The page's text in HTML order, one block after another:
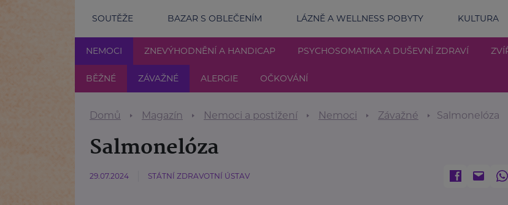
SOUTĚŽE BAZAR S OBLEČENÍM LÁZNĚ A WELLNESS POBYTY KULTURA
NEMOCI ZNEVÝHODNĚNÍ A HANDICAP PSYCHOSOMATIKA A DUŠEVNÍ ZDRAVÍ
BĚŽNÉ ZÁVAŽNÉ ALERGIE OČKOVÁNÍ
Domů Magazín Nemoci a postižení Nemoci Závažné Salmonelóza
Salmonelóza
29.07.2024 STÁTNÍ ZDRAVOTNÍ ÚSTAV